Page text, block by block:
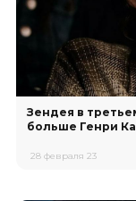
Зендея в
больше Генри
28 февраля 23